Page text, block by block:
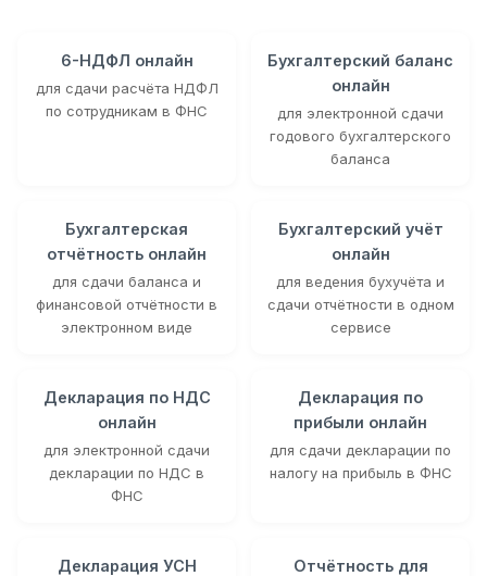
6-НДФЛ онлайн
для сдачи расчёта НДФЛ
по сотрудникам в ФНС
Бухгалтерский баланс
онлайн
для электронной сдачи
годового бухгалтерского
баланса
Бухгалтерская
отчётность онлайн
для сдачи баланса и
финансовой отчётности в
электронном виде
Бухгалтерский учёт
онлайн
для ведения бухучёта и
сдачи отчётности в одном
сервисе
Декларация по НДС
онлайн
для электронной сдачи
декларации по НДС в
ФНС
Декларация по
прибыли онлайн
для сдачи декларации по
налогу на прибыль в ФНС
Декларация УСН
Отчётность для